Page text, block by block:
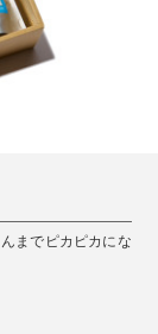
までピカピカにな